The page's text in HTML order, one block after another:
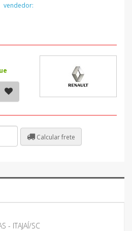
vendedor:
Calcular frete
- ITAJAÍ/SC